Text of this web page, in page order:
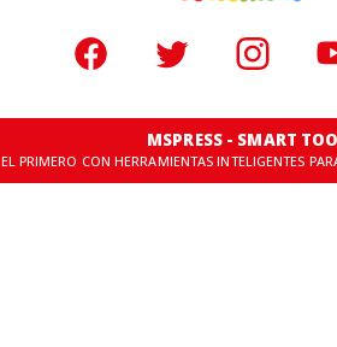
MSPRESS - SMART
EL PRIMERO CON HERRAMIENTAS INTELIGENTES